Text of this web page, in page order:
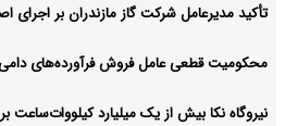
اردوی تیم ملی کشتی آزاد در حالی در
تأکید مدیرعامل شرکت گاز مازندران بر اجرای
محکومیت قطعی عامل فروش فرآورده‌های دامی فاسد در
نیروگاه نکا بیش از یک میلیارد کیلووات‌ساعت